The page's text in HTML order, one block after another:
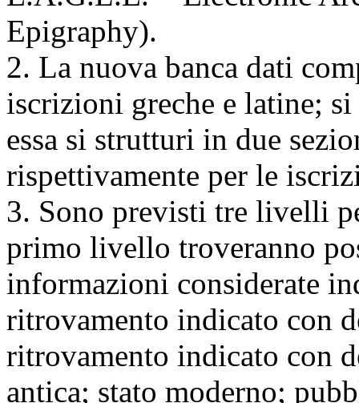
Epigraphy).
2. La nuova banca dati
iscrizioni greche e latine;
essa si strutturi in due
rispettivamente per le
3. Sono previsti tre livelli
primo livello troveranno
informazioni considerate
ritrovamento indicato con
ritrovamento indicato con
antica; stato moderno;